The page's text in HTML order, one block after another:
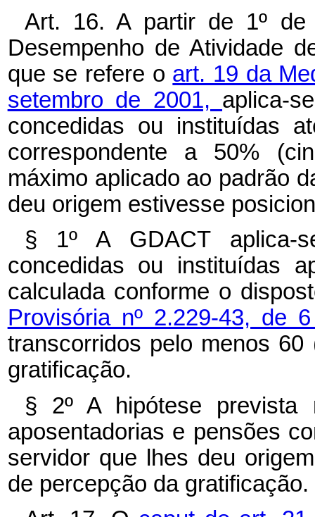
Art. 16. A partir de 1º
Desempenho de Atividade
que se refere o art. 19 da
setembro de 2001, aplica-
concedidas ou instituídas
correspondente a 50%
máximo aplicado ao padrão
deu origem estivesse
§ 1º A GDACT aplica-
concedidas ou instituídas
calculada conforme o
Provisória nº 2.229-43, de
transcorridos pelo menos
gratificação.
§ 2º A hipótese prevista
aposentadorias e pensões
servidor que lhes deu
de percepção da gratificação.